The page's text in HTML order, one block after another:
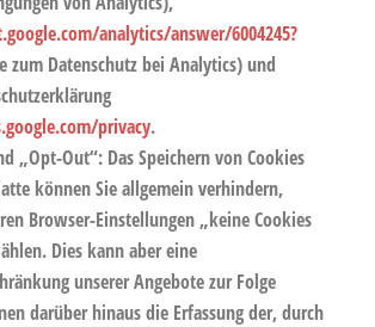
analytics/answer/6004245?
zum Datenschutz bei Analytics) und
privacy.
„Opt-Out“: Das Speichern von Cookies
können Sie allgemein verhindern,
Browser-Einstellungen „keine Cookies
Dies kann aber eine
unserer Angebote zur Folge
darüber hinaus die Erfassung der, durch